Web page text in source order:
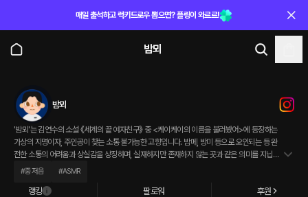
매일 출석하고 럭키드로우 뽑으면? 플링이 와르르!
밤뫼
밤뫼
'밤뫼'는 김연수의 소설 《세계의 끝 여자친구》 중 <케이케이의 이름을 불러봤어>에 등장하는
가상의 지명이자, 주인공이 찾는 소통 불가능한 고향입니다. 밤메, 방미 등으로 오인되는 등 완
전한 소통의 어려움과 상실감을 상징하며, 실재하지만 존재하지 않는 곳과 같은 의미를 지닙니
#중저음 #ASMR
랭킹 팔로워 후원